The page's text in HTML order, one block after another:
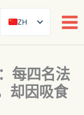
ZH
DE
FR
每四名法
却因吸食